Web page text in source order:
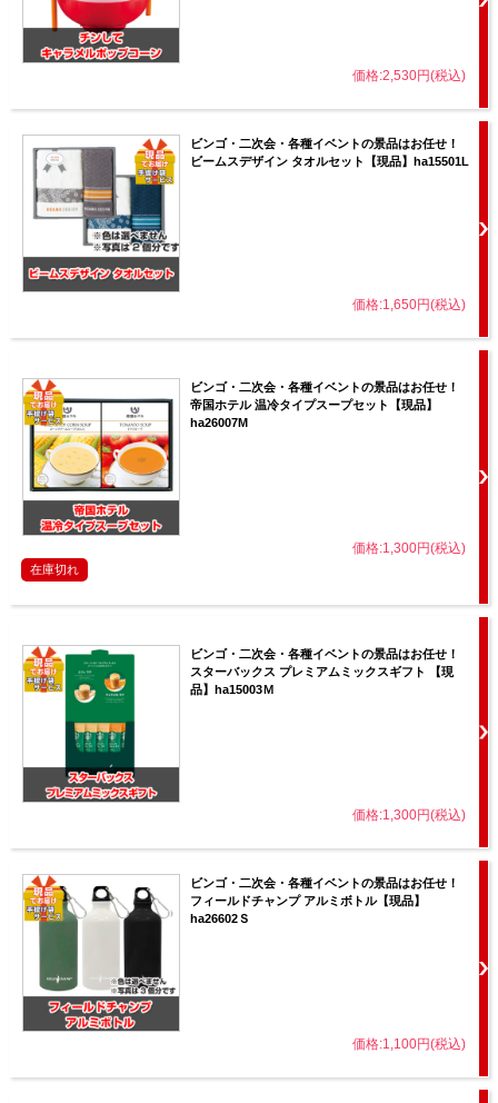
価格:2,530円(税込)
ビンゴ・二次会・各種イベントの景品はお任せ！
ビームスデザイン タオルセット【現品】ha15501L
価格:1,650円(税込)
ビンゴ・二次会・各種イベントの景品はお任せ！
帝国ホテル 温冷タイプスープセット【現品】
ha26007M
価格:1,300円(税込)
在庫切れ
ビンゴ・二次会・各種イベントの景品はお任せ！
スターバックス プレミアムミックスギフト 【現
品】ha15003Ｍ
価格:1,300円(税込)
ビンゴ・二次会・各種イベントの景品はお任せ！
フィールドチャンプ アルミボトル【現品】
ha26602Ｓ
価格:1,100円(税込)